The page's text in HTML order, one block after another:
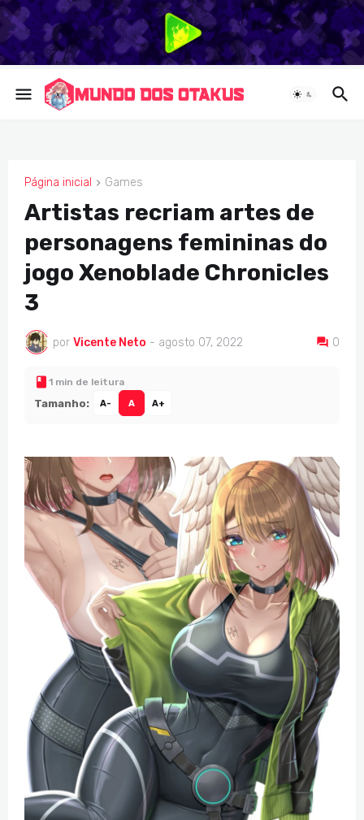
Página inicial Games
GAMES
Artistas recriam artes de
personagens femininas do
jogo Xenoblade Chronicles
3
por Vicente Neto - agosto 07, 2022 0
1 min de leitura
Tamanho: A- A A+